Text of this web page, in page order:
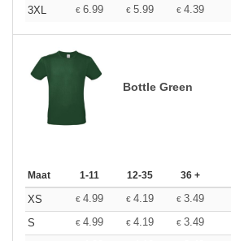
3XL
€ 6.99 € 5.99 € 4.39
Bottle Green
Maat 1-11 12-35 36 +
XS € 4.99 € 4.19 € 3.49
S
€ 4.99 € 4.19 € 3.49